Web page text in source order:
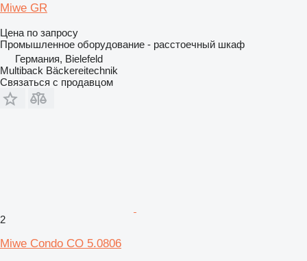
Miwe GR
Цена по запросу
Промышленное оборудование - расстоечный шкаф
Германия, Bielefeld
Multiback Bäckereitechnik
Связаться с продавцом
2
Miwe Condo CO 5.0806